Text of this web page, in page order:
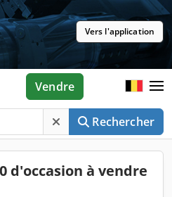
Vers l'application
Rechercher
Vendre
d'occasion à vendre